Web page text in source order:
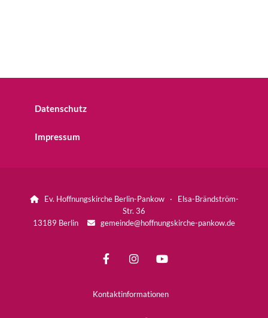
Datenschutz
Impressum
Ev. Hoffnungskirche Berlin-Pankow · Elsa-Brändström-
Str. 36
13189 Berlin
 gemeinde@hoffnungskirche-pankow.de
Kontaktinformationen